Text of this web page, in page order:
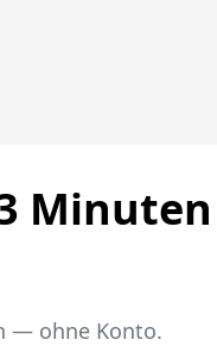
— ohne Konto.